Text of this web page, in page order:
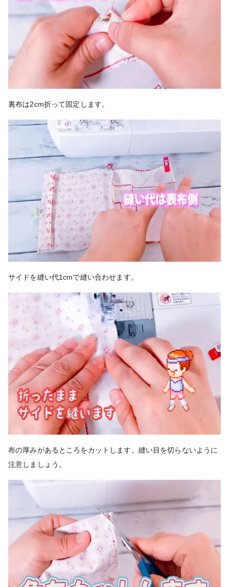
裏布は2cm折って固定します。
サイドを縫い代1cmで縫い合わせます。
布の厚みがあるところをカットします。縫い目を切らないように
注意しましょう。